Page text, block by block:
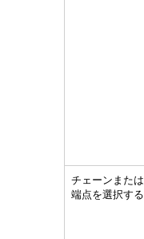
チェーンまたは
端点を選択する